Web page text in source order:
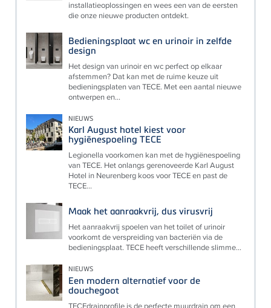
installatieoplossingen en wees een van de eersten
die onze nieuwe producten ontdekt.
Bedieningsplaat wc en urinoir in zelfde
design
Het design van urinoir en wc perfect op elkaar
afstemmen? Dat kan met de ruime keuze uit
bedieningsplaten van TECE. Met een aantal nieuwe
ontwerpen en...
NIEUWS
Karl August hotel kiest voor
hygiënespoeling TECE
Legionella voorkomen kan met de hygiënespoeling
van TECE. Het onlangs gerenoveerde Karl August
Hotel in Neurenberg koos voor TECE en past de
TECE...
Maak het aanraakvrij, dus virusvrij
Het aanraakvrij spoelen van het toilet of urinoir
voorkomt de verspreiding van bacteriën via de
bedieningsplaat. TECE heeft verschillende slimme...
NIEUWS
Een modern alternatief voor de
douchegoot
TECEdrainprofile is de perfecte muurdrain om een